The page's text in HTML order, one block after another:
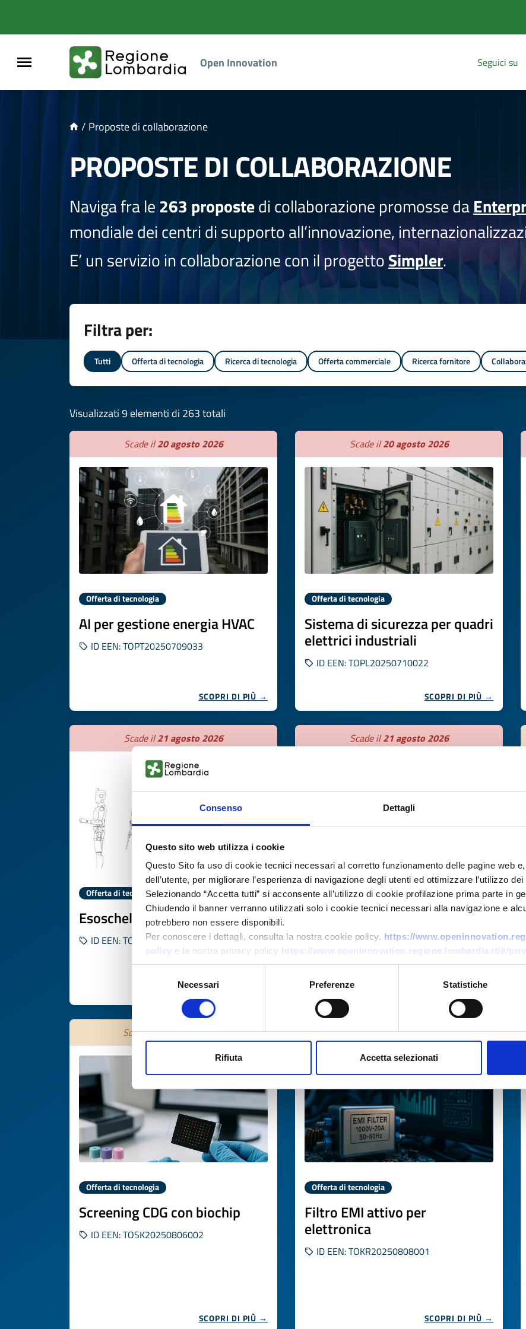
Consenso Dettagli
Questo sito web utilizza i cookie
Questo Sito fa uso di cookie tecnici necessari al corretto funzionamento delle pagine web
dell’utente, per migliorare l’esperienza di navigazione degli utenti ed ottimizzare l’utilizzo
Selezionando “Accetta tutti” si acconsente all’utilizzo di cookie profilazione prima parte in
Chiudendo il banner verranno utilizzati solo i cookie tecnici necessari alla navigazione e
potrebbero non essere disponibili.
Per conoscere i dettagli, consulta la nostra cookie policy. https://
policy e la nostra privacy policy https://www.openinnovation.regione.lombardia.it/it/
Necessari Preferenze Statistiche
Rifiuta Accetta selezionati
Open Innovation Seguici su
/ Proposte di collaborazione
PROPOSTE DI COLLABORAZIONE
Naviga fra le263 propostedi collaborazione promosse da
mondiale dei centri di supporto all’innovazione,
E’ un servizio in collaborazione con il progettoSimpler.
Filtra per:
Tutti Offerta di tecnologia Ricerca di tecnologia Offerta commerciale Ricerca fornitore
Visualizzati 9 elementi di 263 totali
Scade il20 agosto 2026
Offerta di tecnologia
AI per gestione energia HVAC
ID EEN: TOPT20250709033
SCOPRI DI PIÙ →
Scade il20 agosto 2026
Offerta di tecnologia
Sistema di sicurezza per quadri
elettrici industriali
ID EEN: TOPL20250710022
SCOPRI DI PIÙ →
Scade il21 agosto 2026
Offerta di tecnologia
Esoscheletro per chirurghi
ID EEN: TOES20250709016
SCOPRI DI PIÙ →
Scade il21 agosto 2026
Offerta di tecnologia
Tecnologia 3D per impronte
digitali senza contatto
ID EEN: TODE20250710019
SCOPRI DI PIÙ →
Scade il28 ottobre 2026
Offerta di tecnologia
Screening CDG con biochip
ID EEN: TOSK20250806002
SCOPRI DI PIÙ →
Scade il28 ottobre 2026
Offerta di tecnologia
Filtro EMI attivo per
elettronica
ID EEN: TOKR20250808001
SCOPRI DI PIÙ →